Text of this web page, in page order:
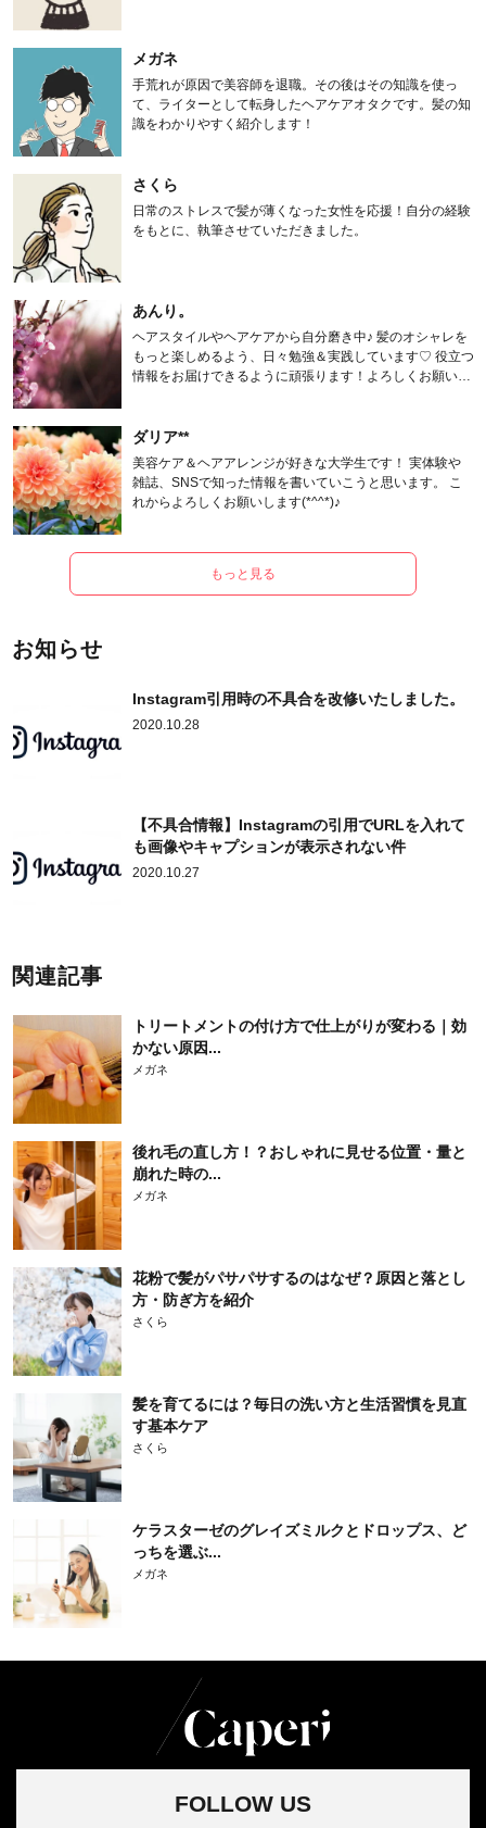
メガネ
手荒れが原因で美容師を退職。その後はその知識を使っ
て、ライターとして転身したヘアケアオタクです。髪の知
識をわかりやすく紹介します！
さくら
日常のストレスで髪が薄くなった女性を応援！自分の経験
をもとに、執筆させていただきました。
あんり。
ヘアスタイルやヘアケアから自分磨き中♪ 髪のオシャレを
もっと楽しめるよう、日々勉強＆実践しています♡ 役立つ
情報をお届けできるように頑張ります！よろしくお願いし
ダリア**
美容ケア＆ヘアアレンジが好きな大学生です！ 実体験や
雑誌、SNSで知った情報を書いていこうと思います。 こ
れからよろしくお願いします(*^^*)♪
もっと見る
お知らせ
Instagram引用時の不具合を改修いたしました。
2020.10.28
【不具合情報】Instagramの引用でURLを入れて
も画像やキャプションが表示されない件
2020.10.27
関連記事
トリートメントの付け方で仕上がりが変わる｜効
かない原因...
メガネ
後れ毛の直し方！？おしゃれに見せる位置・量と
崩れた時の...
メガネ
花粉で髪がパサパサするのはなぜ？原因と落とし
方・防ぎ方を紹介
さくら
髪を育てるには？毎日の洗い方と生活習慣を見直
す基本ケア
さくら
ケラスターゼのグレイズミルクとドロップス、ど
っちを選ぶ...
メガネ
FOLLOW US